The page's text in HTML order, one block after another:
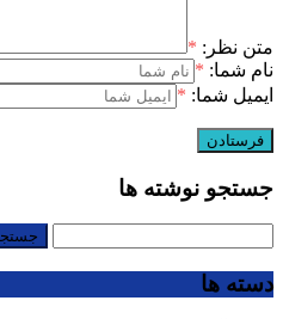
متن نظر: *
نام شما: *
ایمیل شما: *
جستجو نوشته ها
دسته ها